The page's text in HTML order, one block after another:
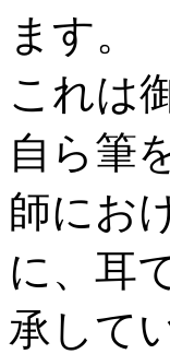
ます。
これは
自ら筆
師にお
に、耳
承して